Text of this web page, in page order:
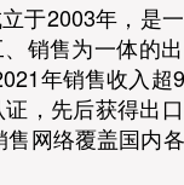
于2003年，是
销售为一体的
年销售收入超
，先后获得出
网络覆盖国内